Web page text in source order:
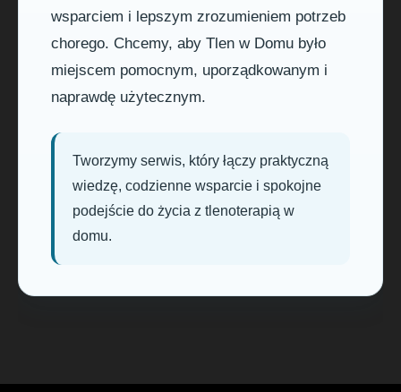
wsparciem i lepszym zrozumieniem potrzeb
chorego. Chcemy, aby Tlen w Domu było
miejscem pomocnym, uporządkowanym i
naprawdę użytecznym.
Tworzymy serwis, który łączy praktyczną
wiedzę, codzienne wsparcie i spokojne
podejście do życia z tlenoterapią w
domu.